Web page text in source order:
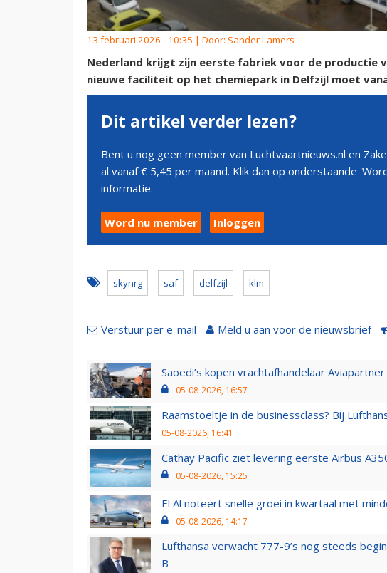
13 februari 2026 - 10:35 | Door: Sander Lamers
Nederland krijgt zijn eerste fabriek voor de productie
nieuwe faciliteit op het chemiepark in Delfzijl moet
Dit artikel verder lezen?
Bent u nog geen member van Luchtvaartnieuws.nl en
al vanaf € 5,45 per maand. Klik dan op onderstaande
informatie.
Word nu member Inloggen
skynrg saf delfzijl klm
Verstuur per e-mail Meld u aan voor de nieuwsbrief
Saoedi’s kopen vrachtafhandelaar
05-08-2026, 16:57
Raamstoeltje in de businessclass? Bij
05-08-2026, 16:41
Cathay Pacific ziet levering eerste Airbus
05-08-2026, 15:25
El Al noteert snelle groei in kwartaal met
05-08-2026, 14:17
Lufthansa verwacht 777-9’s nog steeds
B